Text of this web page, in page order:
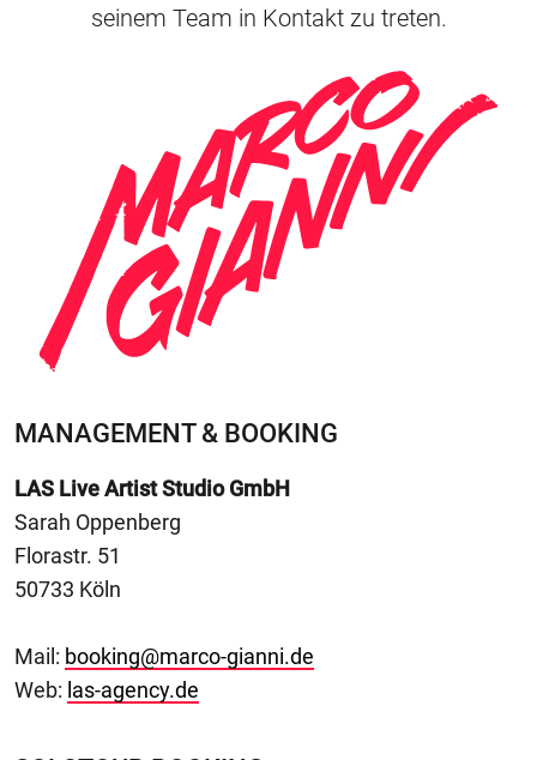
seinem Team in Kontakt zu treten.
MANAGEMENT & BOOKING
LAS Live Artist Studio GmbH
Sarah Oppenberg
Florastr. 51
50733 Köln
Mail: booking@marco-gianni.de
Web: las-agency.de